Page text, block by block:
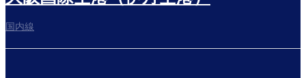
国内線